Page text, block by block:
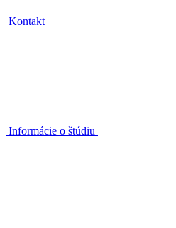
Kontakt
Informácie o štúdiu